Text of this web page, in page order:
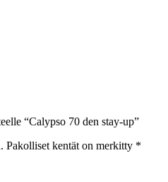
“Calypso 70 den stay-up”
Pakolliset kentät on merkitty *